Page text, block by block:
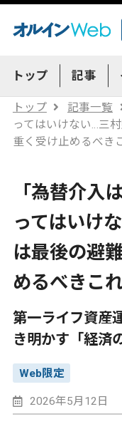
トップ 記事
トップ 記事一覧
ってはいけない…三
重く受け止めるべき
「為替介入
ってはいけ
は最後の避
めるべきこ
第一ライフ資産
き明かす「経済
Web限定
2026年5月12日